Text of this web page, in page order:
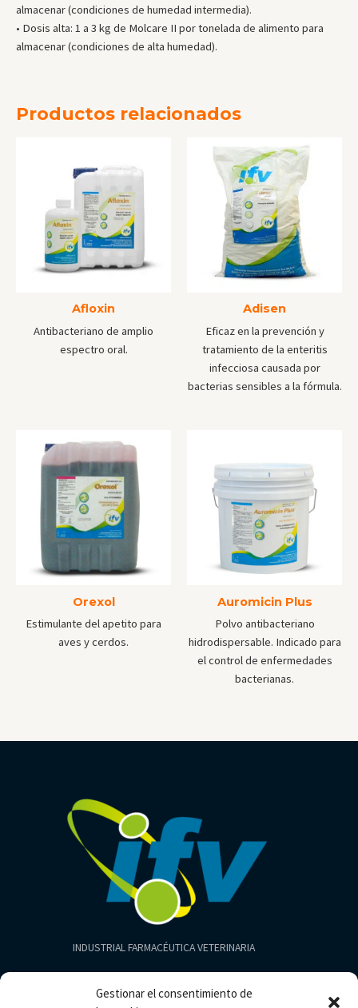
Gestionar el consentimiento de
almacenar (condiciones de humedad intermedia).
• Dosis alta: 1 a 3 kg de Molcare II por tonelada de alimento para
almacenar (condiciones de alta humedad).
Productos relacionados
Afloxin
Antibacteriano de amplio
espectro oral.
Adisen
Eficaz en la prevención y
tratamiento de la enteritis
infecciosa causada por
bacterias sensibles a la fórmula.
Orexol
Estimulante del apetito para
aves y cerdos.
Auromicin Plus
Polvo antibacteriano
hidrodispersable. Indicado para
el control de enfermedades
bacterianas.
INDUSTRIAL FARMACÉUTICA VETERINARIA
Productos